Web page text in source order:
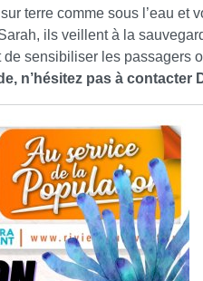
terre comme sous l’eau et
ils veillent à la
de sensibiliser les passagers
n’hésitez pas à contacter